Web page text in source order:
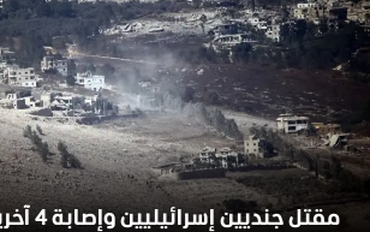
مقتل جنديين إسرائيليين وإصابة 4 آخرين في جنوب لبنان